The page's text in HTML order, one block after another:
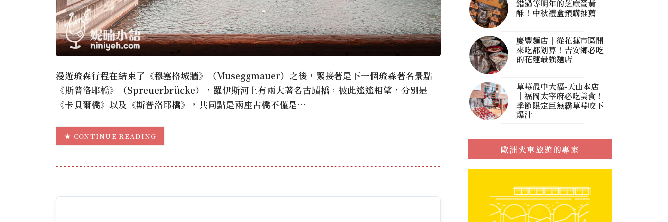
漫遊琉森行程在結束了《穆塞格城牆》（Museggmauer）之後，緊接著是下一個琉森著名景點
《斯普洛耶橋》（Spreuerbrücke），羅伊斯河上有兩大著名古蹟橋，彼此遙遙相望，分別是
《卡貝爾橋》以及《斯普洛耶橋》，共同點是兩座古橋不僅是…
CONTINUE READING
錯過等明年的芝麻蛋黃
酥！中秋禮盒預購推薦
慶豐麵店｜從花蓮市區開
來吃都划算！吉安鄉必吃
的花蓮最強麵店
草莓最中大福-天山本店
｜福岡太宰府必吃美食！
季節限定巨無霸草莓咬下
爆汁
歐洲火車旅遊的專家